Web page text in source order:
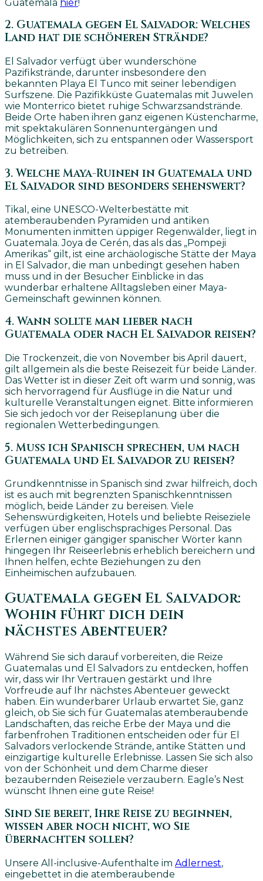
Guatemala hier!
2. Guatemala gegen El Salvador: Welches
Land hat die schöneren Strände?
El Salvador verfügt über wunderschöne
Pazifikstrände, darunter insbesondere den
bekannten Playa El Tunco mit seiner lebendigen
Surfszene. Die Pazifikküste Guatemalas mit Juwelen
wie Monterrico bietet ruhige Schwarzsandstrände.
Beide Orte haben ihren ganz eigenen Küstencharme,
mit spektakulären Sonnenuntergängen und
Möglichkeiten, sich zu entspannen oder Wassersport
zu betreiben.
3. Welche Maya-Ruinen in Guatemala und
El Salvador sind besonders sehenswert?
Tikal, eine UNESCO-Welterbestätte mit
atemberaubenden Pyramiden und antiken
Monumenten inmitten üppiger Regenwälder, liegt in
Guatemala. Joya de Cerén, das als das „Pompeji
Amerikas“ gilt, ist eine archäologische Stätte der Maya
in El Salvador, die man unbedingt gesehen haben
muss und in der Besucher Einblicke in das
wunderbar erhaltene Alltagsleben einer Maya-
Gemeinschaft gewinnen können.
4. Wann sollte man lieber nach
Guatemala oder nach El Salvador reisen?
Die Trockenzeit, die von November bis April dauert,
gilt allgemein als die beste Reisezeit für beide Länder.
Das Wetter ist in dieser Zeit oft warm und sonnig, was
sich hervorragend für Ausflüge in die Natur und
kulturelle Veranstaltungen eignet. Bitte informieren
Sie sich jedoch vor der Reiseplanung über die
regionalen Wetterbedingungen.
5. Muss ich Spanisch sprechen, um nach
Guatemala und El Salvador zu reisen?
Grundkenntnisse in Spanisch sind zwar hilfreich, doch
ist es auch mit begrenzten Spanischkenntnissen
möglich, beide Länder zu bereisen. Viele
Sehenswürdigkeiten, Hotels und beliebte Reiseziele
verfügen über englischsprachiges Personal. Das
Erlernen einiger gängiger spanischer Wörter kann
hingegen Ihr Reiseerlebnis erheblich bereichern und
Ihnen helfen, echte Beziehungen zu den
Einheimischen aufzubauen.
Guatemala gegen El Salvador:
Wohin führt dich dein
nächstes Abenteuer?
Während Sie sich darauf vorbereiten, die Reize
Guatemalas und El Salvadors zu entdecken, hoffen
wir, dass wir Ihr Vertrauen gestärkt und Ihre
Vorfreude auf Ihr nächstes Abenteuer geweckt
haben. Ein wunderbarer Urlaub erwartet Sie, ganz
gleich, ob Sie sich für Guatemalas atemberaubende
Landschaften, das reiche Erbe der Maya und die
farbenfrohen Traditionen entscheiden oder für El
Salvadors verlockende Strände, antike Stätten und
einzigartige kulturelle Erlebnisse. Lassen Sie sich also
von der Schönheit und dem Charme dieser
bezaubernden Reiseziele verzaubern. Eagle’s Nest
wünscht Ihnen eine gute Reise!
Sind Sie bereit, Ihre Reise zu beginnen,
wissen aber noch nicht, wo Sie
übernachten sollen?
Unsere All-inclusive-Aufenthalte im Adlernest,
eingebettet in die atemberaubende